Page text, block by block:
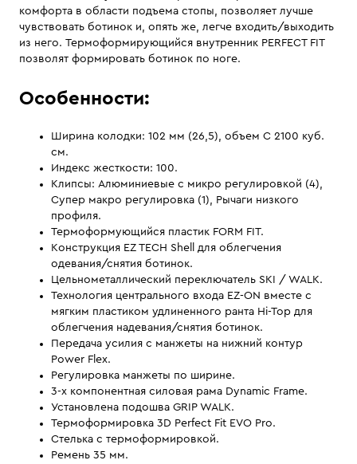
комфорта в области подъема стопы, позволяет лучше
чувствовать ботинок и, опять же, легче входить/выходить
из него. Термоформирующийся внутренник PERFECT FIT
позволят формировать ботинок по ноге.
Особенности:
Ширина колодки: 102 мм (26,5), объем C 2100 куб.
см.
Индекс жесткости: 100.
Клипсы: Алюминиевые с микро регулировкой (4),
Супер макро регулировка (1), Рычаги низкого
профиля.
Термоформующийся пластик FORM FIT.
Конструкция EZ TECH Shell для облегчения
одевания/снятия ботинок.
Цельнометаллический переключатель SKI / WALK.
Технология центрального входа EZ-ON вместе с
мягким пластиком удлиненного ранта Hi-Top для
облегчения надевания/снятия ботинок.
Передача усилия с манжеты на нижний контур
Power Flex.
Регулировка манжеты по ширине.
3-х компонентная силовая рама Dynamic Frame.
Установлена подошва GRIP WALK.
Термоформировка 3D Perfect Fit EVO Pro.
Стелька с термоформировкой.
Ремень 35 мм.